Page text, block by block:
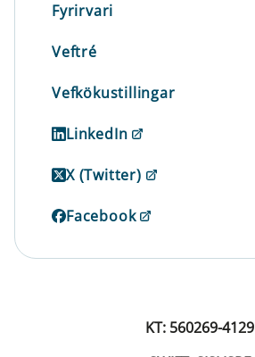
Fyrirvari
Veftré
Vefkökustillingar
LinkedIn
X (Twitter)
Facebook
KT: 560269-4129